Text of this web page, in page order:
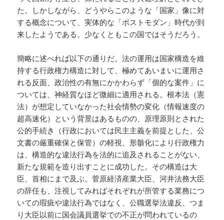
た。しかしながら、どうやらこのような「国家」像に対
する概念について、実体的な「ポストモダン」時代が到
来したようである。少なくともこの国ではそうだろう。
簡略に述べれば以下の通りだ。法の運用は国家構造を維
持する行政権力構造に対して、極めてあいまいに運用さ
れる反面、政治性の有無にかかわらず「個的な案件」に
ついては、神経質なほど微細に適用される。根本法（憲
法）が想定していなかった社会情勢の変化（情報速度の
超高速化）という背景はあるものの、原理原則とされた
公的手続き（行政においては民主主義を前提とした、公
文書の厳重確保と保管）の軽視、形骸化により行政権力
は、構造的な違法行為を法的に追及されることがない、
新たな規範を造り出すことに成功した。その構造は大
臣、首相にまで及ぶ。菅原経済産業大臣、河井法務大臣
の辞任も、注視してみればそれぞれが所管する業務につ
いての瑕疵や違法行為ではなく、公職選挙法違反、つま
り大臣以前に国会議員選挙での不正が問われているの